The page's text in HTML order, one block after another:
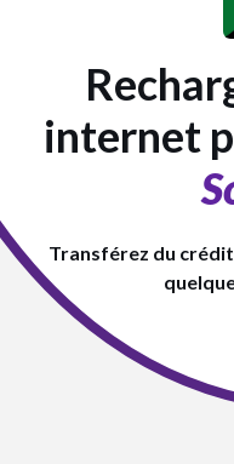
internet
Transférez du